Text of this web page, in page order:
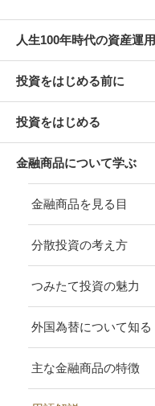
人生100年時代の資産運用
投資をはじめる前に
投資をはじめる
金融商品について学ぶ
金融商品を見る目
分散投資の考え方
つみたて投資の魅力
外国為替について知る
主な金融商品の特徴